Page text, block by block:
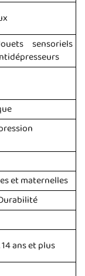
sensoriels
et maternelles
14 ans et plus